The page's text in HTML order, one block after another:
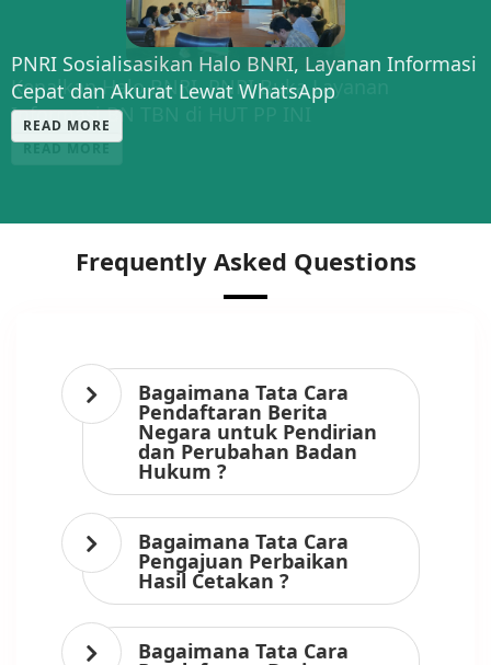
PNRI Sosialisasikan Halo BNRI, Layanan Informasi
Cepat dan Akurat Lewat WhatsApp
READ MORE
Frequently Asked Questions
Bagaimana Tata Cara
Pendaftaran Berita
Negara untuk Pendirian
dan Perubahan Badan
Hukum ?
Bagaimana Tata Cara
Pengajuan Perbaikan
Hasil Cetakan ?
Bagaimana Tata Cara